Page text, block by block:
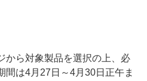
から対象製品を選択の上、必
間は4月27日～4月30日正午ま